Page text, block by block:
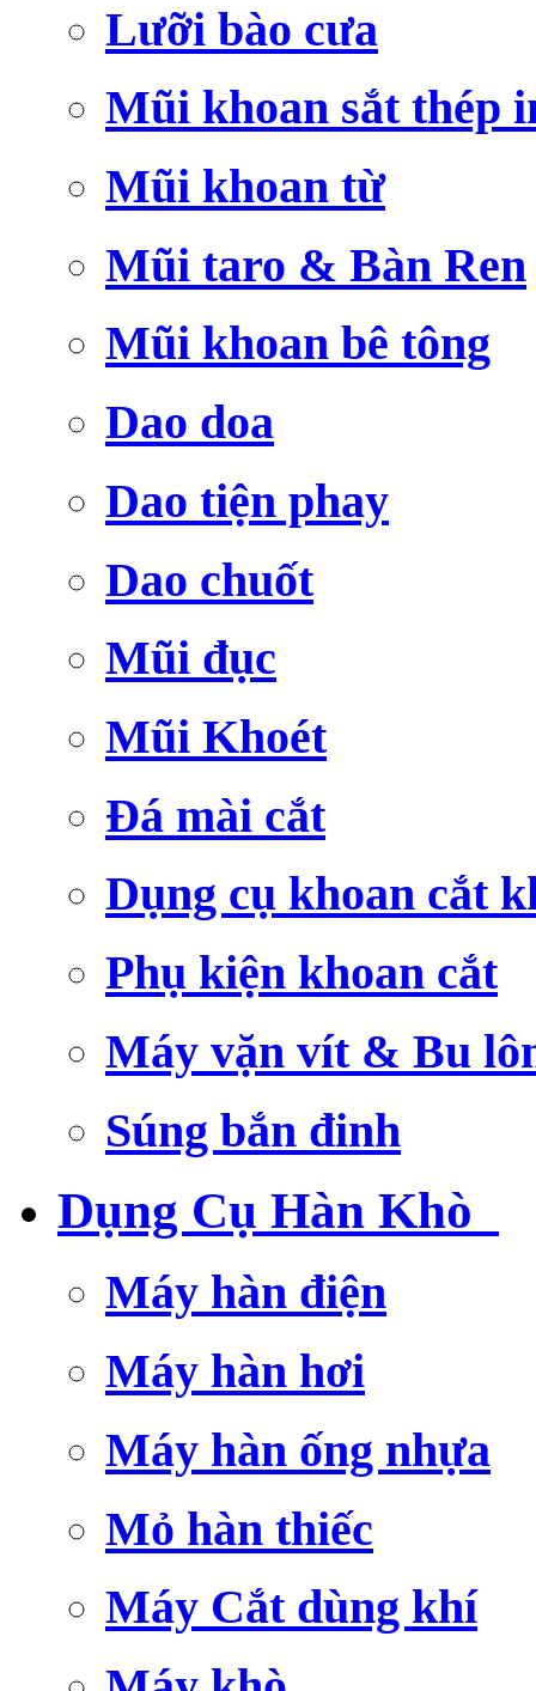
Lưỡi bào cưa
Mũi khoan sắt thép
Mũi khoan từ
Mũi taro & Bàn Ren
Mũi khoan bê tông
Dao doa
Dao tiện phay
Dao chuốt
Mũi đục
Mũi Khoét
Đá mài cắt
Dụng cụ khoan cắt
Phụ kiện khoan cắt
Máy vặn vít & Bu
Súng bắn đinh
Dụng Cụ Hàn Khò
Máy hàn điện
Máy hàn hơi
Máy hàn ống nhựa
Mỏ hàn thiếc
Máy Cắt dùng khí